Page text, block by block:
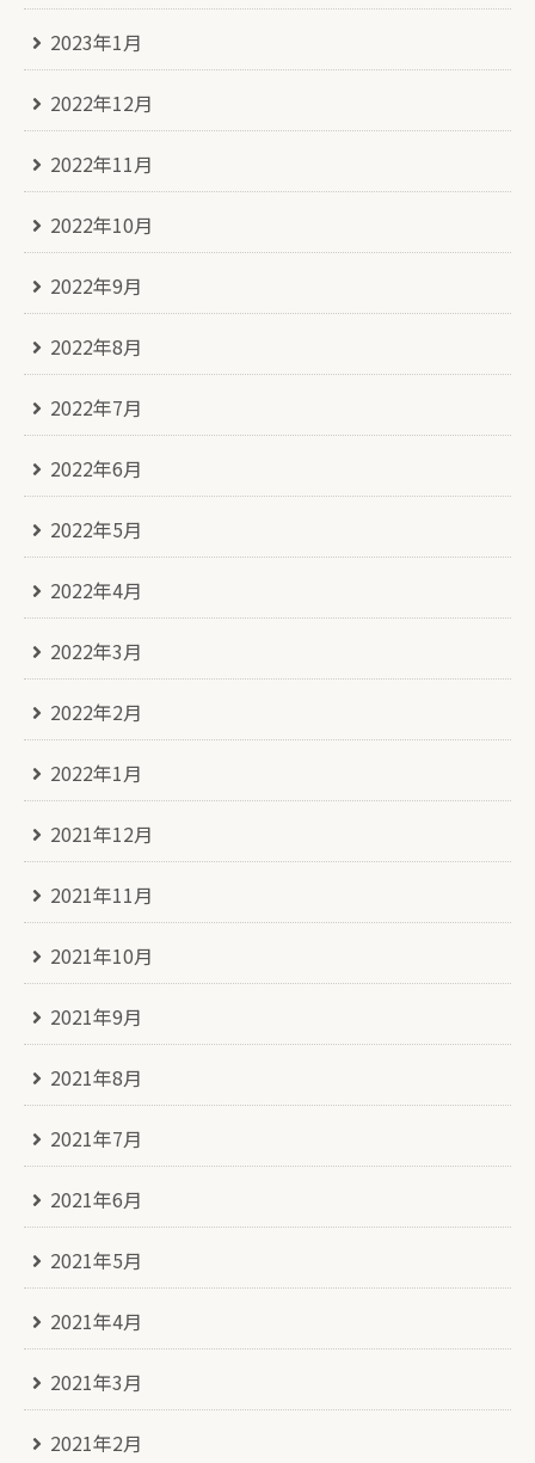
2023年1月
2022年12月
2022年11月
2022年10月
2022年9月
2022年8月
2022年7月
2022年6月
2022年5月
2022年4月
2022年3月
2022年2月
2022年1月
2021年12月
2021年11月
2021年10月
2021年9月
2021年8月
2021年7月
2021年6月
2021年5月
2021年4月
2021年3月
2021年2月